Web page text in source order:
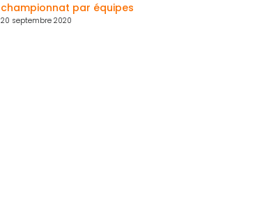
championnat par équipes
20 septembre 2020